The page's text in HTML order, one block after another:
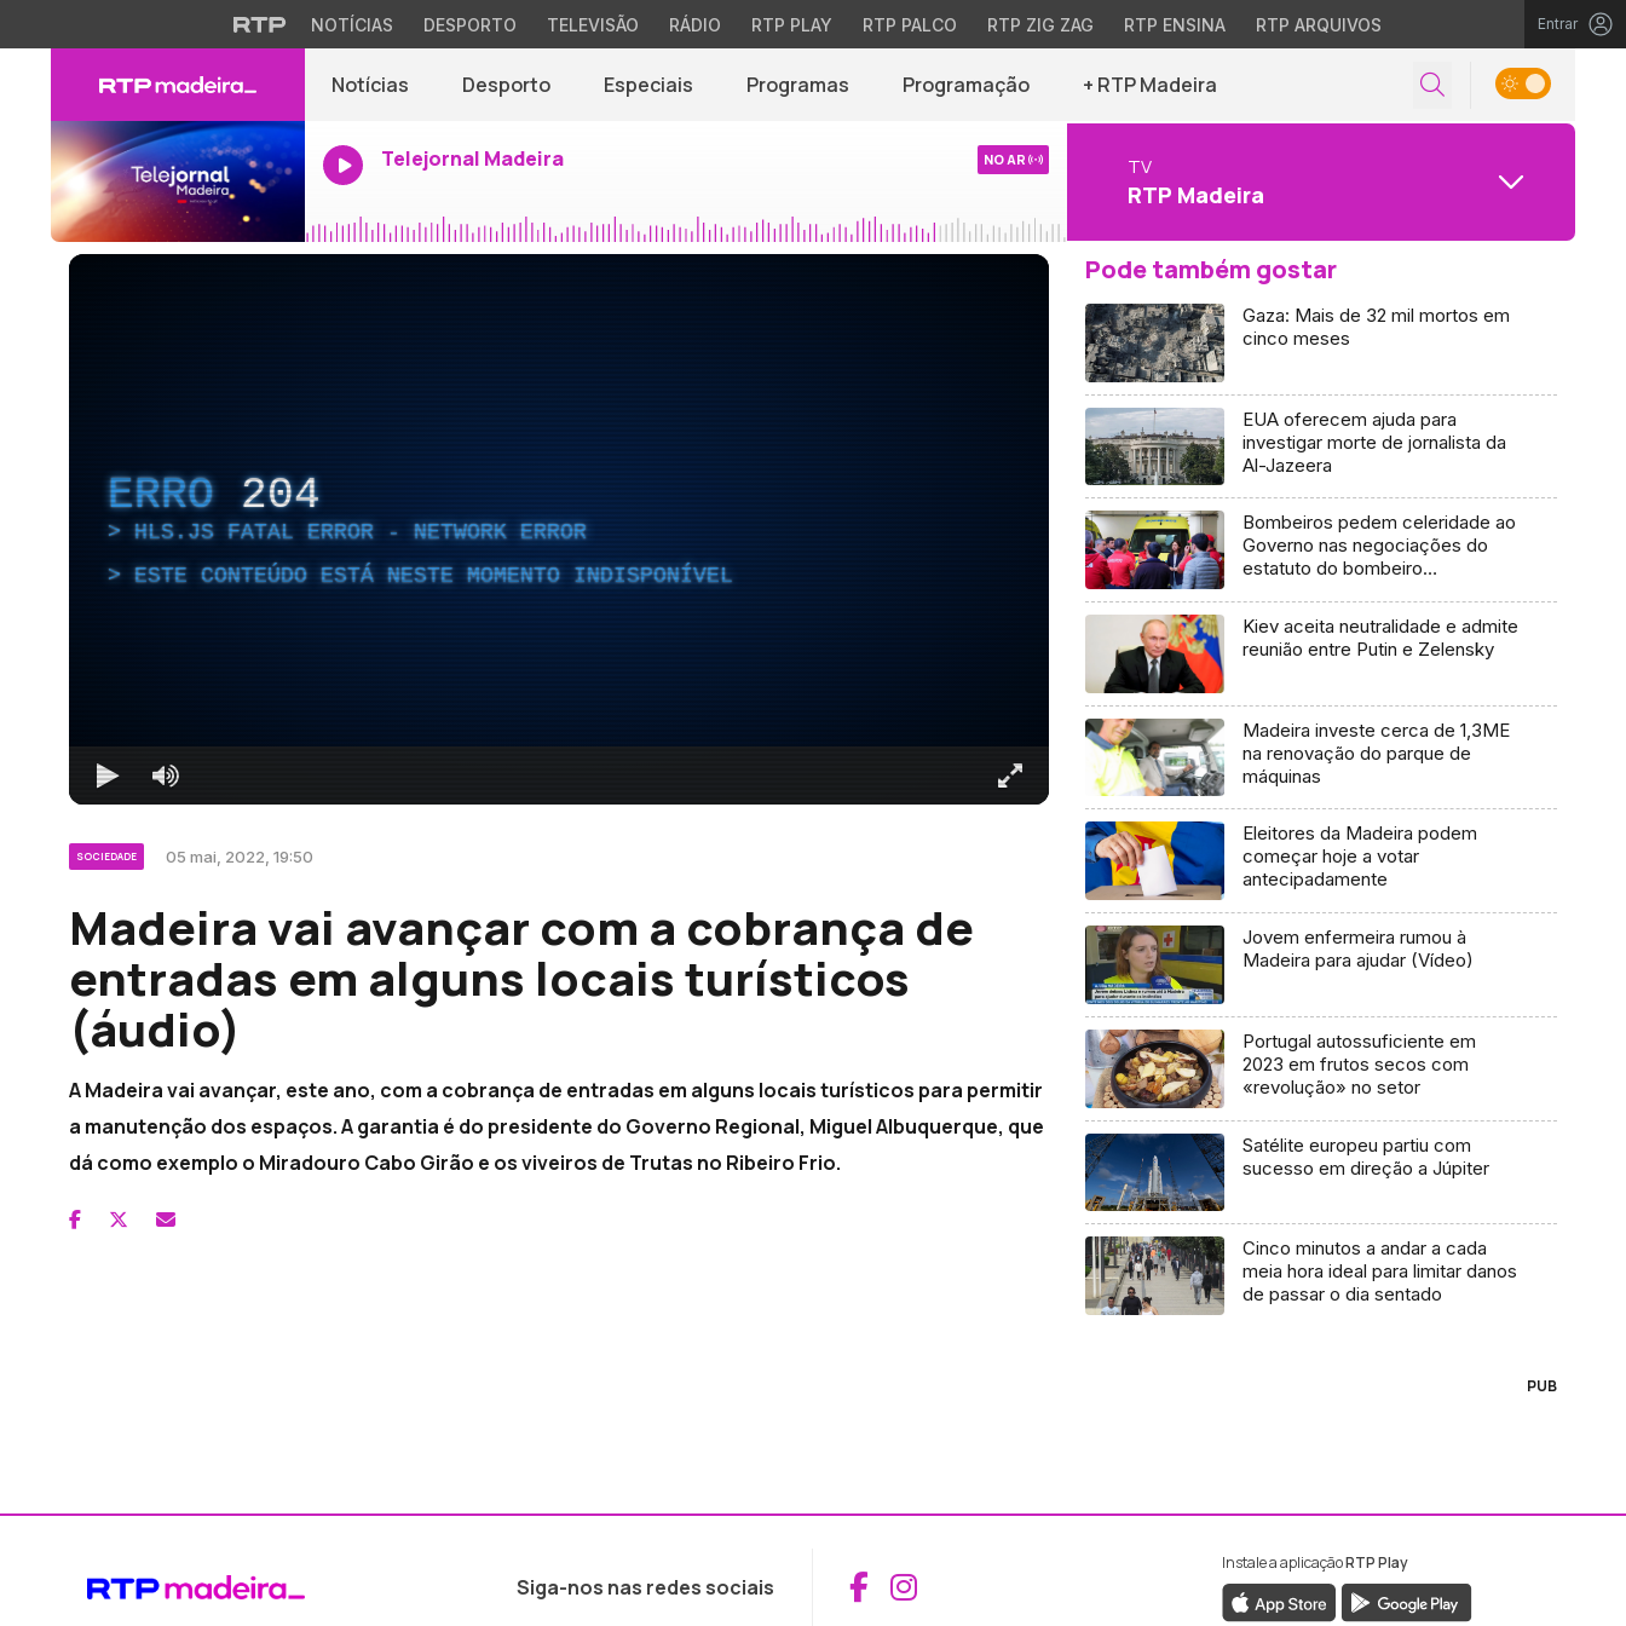
NOTÍCIAS DESPORTO TELEVISÃO RÁDIO RTP PLAY RTP PALCO RTP ZIG ZAG RTP ENSINA RTP ARQUIVOS Entrar
Notícias Desporto Especiais Programas Programação + RTP Madeira
Telejornal Madeira NO AR TV
RTP Madeira
ERRO 204
HLS.JS FATAL ERROR - NETWORK ERROR
ESTE CONTEÚDO ESTÁ NESTE MOMENTO INDISPONÍVEL
SOCIEDADE 05 mai, 2022, 19:50
Madeira vai avançar com a cobrança de
entradas em alguns locais turísticos
(áudio)
A Madeira vai avançar, este ano, com a cobrança de entradas em alguns locais turísticos para permitir
a manutenção dos espaços. A garantia é do presidente do Governo Regional, Miguel Albuquerque, que
dá como exemplo o Miradouro Cabo Girão e os viveiros de Trutas no Ribeiro Frio.
Pode também gostar
Gaza: Mais de 32 mil mortos em
cinco meses
EUA oferecem ajuda para
investigar morte de jornalista da
Al-Jazeera
Bombeiros pedem celeridade ao
Governo nas negociações do
estatuto do bombeiro
Kiev aceita neutralidade e admite
reunião entre Putin e Zelensky
Madeira investe cerca de 1,3ME
na renovação do parque de
máquinas
Eleitores da Madeira podem
começar hoje a votar
antecipadamente
Jovem enfermeira rumou à
Madeira para ajudar (Vídeo)
Portugal autossuficiente em
2023 em frutos secos com
«revolução» no setor
Satélite europeu partiu com
sucesso em direção a Júpiter
Cinco minutos a andar a cada
meia hora ideal para limitar danos
de passar o dia sentado
PUB
Siga-nos nas redes sociais Aceder ao Facebook da RTP Madeira
Aceder ao Instagram da RTP Madeira
Instale a aplicaçãoRTP Play